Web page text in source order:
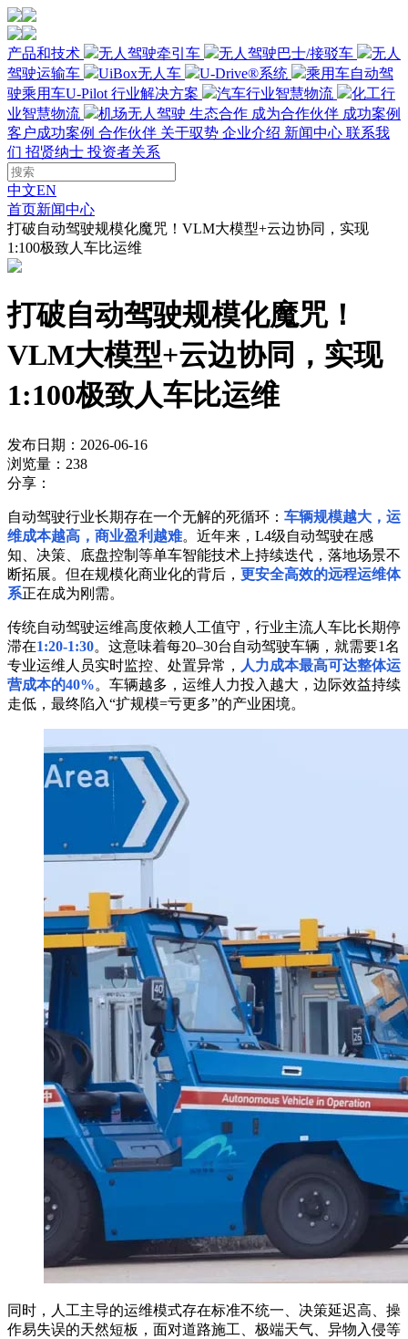
产品和技术 无人驾驶牵引车 无人驾驶巴士/接驳车
无人
驾驶运输车
UiBox无人车 U-Drive®系统
乘用车自动驾
驶乘用车U-Pilot 行业解决方案 汽车行业智慧物流
化工行
业智慧物流
机场无人驾驶 生态合作 成为合作伙伴 成功案例
客户成功案例 合作伙伴 关于驭势 企业介绍 新闻中心 联系我
们 招贤纳士 投资者关系
中文EN
首页新闻中心
打破自动驾驶规模化魔咒！VLM大模型+云边协同，实现
1:100极致人车比运维
打破自动驾驶规模化魔咒！
VLM大模型+云边协同，实现
1:100极致人车比运维
发布日期：2026-06-16
浏览量：238
分享：
自动驾驶行业长期存在一个无解的死循环： 车辆规模越大，运
维成本越高，商业盈利越难。近年来，L4级自动驾驶在感
知、决策、底盘控制等单车智能技术上持续迭代，落地场景不
断拓展。但在规模化商业化的背后， 更安全高效的远程运维体
系正在成为刚需。
传统自动驾驶运维高度依赖人工值守，行业主流人车比长期停
滞在1:20-1:30。这意味着每20–30台自动驾驶车辆，就需要1名
专业运维人员实时监控、处置异常， 人力成本最高可达整体运
营成本的40%。车辆越多，运维人力投入越大，边际效益持续
走低，最终陷入“扩规模=亏更多”的产业困境。
同时，人工主导的运维模式存在标准不统一、决策延迟高、操
作易失误的天然短板，面对道路施工、极端天气、异物入侵等